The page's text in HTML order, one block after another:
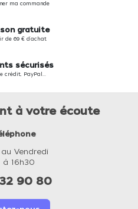
ma commande
gratuite
de 69 € d'achat
sécurisés
crédit, PayPal...
à votre écoute
Vendredi
à 16h30
90 80